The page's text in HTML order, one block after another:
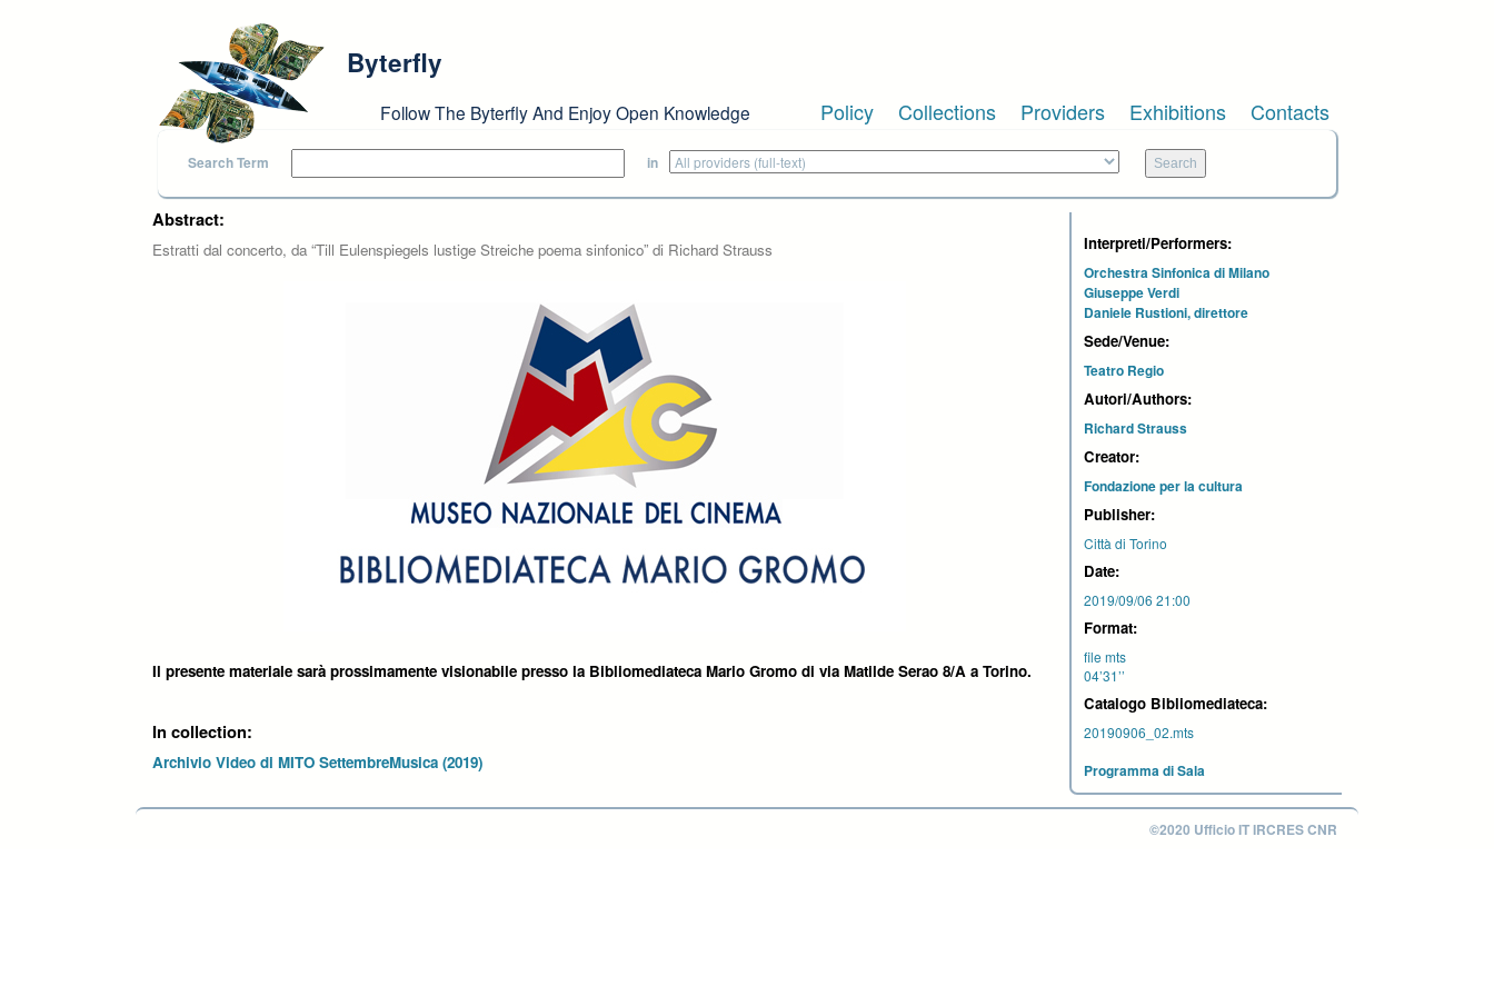
Byterfly
Follow The Byterfly And Enjoy Open Knowledge Policy Collections Providers Exhibitions Contacts
Search Term in
Abstract:
Estratti dal concerto, da “Till Eulenspiegels lustige Streiche poema sinfonico” di Richard Strauss
Il presente materiale sarà prossimamente visionabile presso la Bibliomediateca Mario Gromo di via Matilde Serao 8/A a Torino.
In collection:
Archivio Video di MITO SettembreMusica (2019)
Interpreti/Performers:
Orchestra Sinfonica di Milano
Giuseppe Verdi
Daniele Rustioni, direttore
Sede/Venue:
Teatro Regio
Autori/Authors:
Richard Strauss
Creator:
Fondazione per la cultura
Publisher:
Città di Torino
Date:
2019/09/06 21:00
Format:
file mts
04’31’’
Catalogo Bibliomediateca:
20190906_02.mts
Programma di Sala
©2020 Ufficio IT IRCRES CNR